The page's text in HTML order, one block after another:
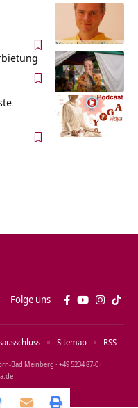
Folge uns
Meinberg · +49 5234 87‑0 ·
Sitemap RSS